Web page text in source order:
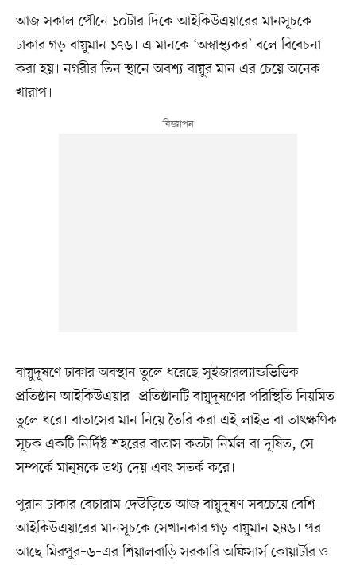
আজ সকাল পৌনে ১০টার দিকে আইকিউএয়ারের মানসূচকে
ঢাকার গড় বায়ুমান ১৭৬। এ মানকে ‘অস্বাস্থ্যকর’ বলে বিবেচনা
করা হয়। নগরীর তিন স্থানে অবশ্য বায়ুর মান এর চেয়ে অনেক
খারাপ।
বায়ুদূষণে ঢাকার অবস্থান তুলে ধরেছে সুইজারল্যান্ডভিত্তিক
প্রতিষ্ঠান আইকিউএয়ার। প্রতিষ্ঠানটি বায়ুদূষণের পরিস্থিতি নিয়মিত
তুলে ধরে। বাতাসের মান নিয়ে তৈরি করা এই লাইভ বা তাৎক্ষণিক
সূচক একটি নির্দিষ্ট শহরের বাতাস কতটা নির্মল বা দূষিত, সে
সম্পর্কে মানুষকে তথ্য দেয় এবং সতর্ক করে।
পুরান ঢাকার বেচারাম দেউড়িতে আজ বায়ুদূষণ সবচেয়ে বেশি।
আইকিউএয়ারের মানসূচকে সেখানকার গড় বায়ুমান ২৪৬। পর
আছে মিরপুর–৬–এর শিয়ালবাড়ি সরকারি অফিসার্স কোয়ার্টার ও